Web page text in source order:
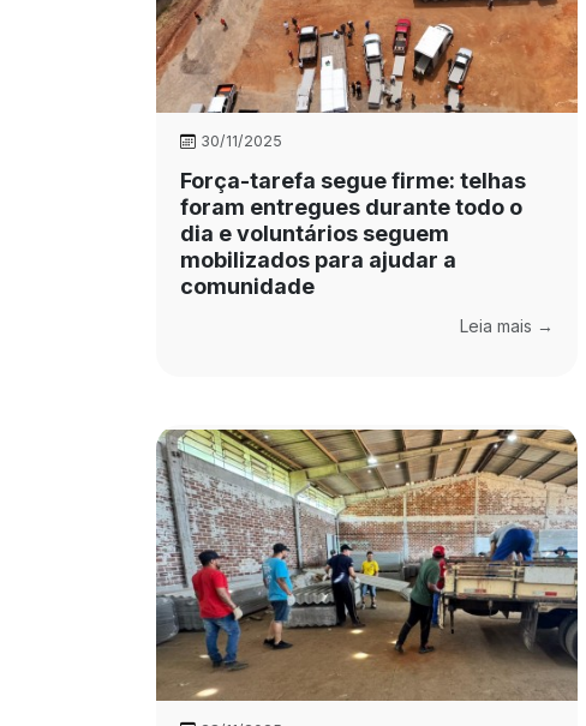
30/11/2025
Força-tarefa segue firme: telhas
foram entregues durante todo o
dia e voluntários seguem
mobilizados para ajudar a
comunidade
Leia mais →